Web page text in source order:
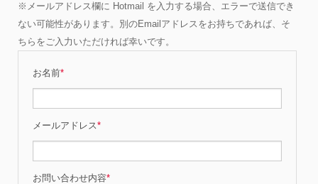
※メールアドレス欄に Hotmail を入力する場合、エラーで送信でき
ない可能性があります。別のEmailアドレスをお持ちであれば、そ
ちらをご入力いただければ幸いです。
お名前*
メールアドレス*
お問い合わせ内容*